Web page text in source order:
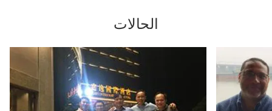
الحالات